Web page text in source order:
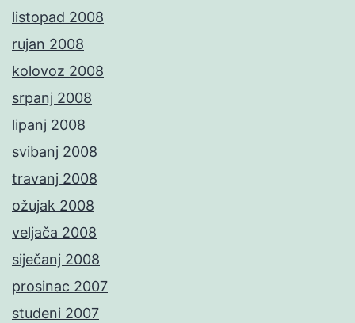
listopad 2008
rujan 2008
kolovoz 2008
srpanj 2008
lipanj 2008
svibanj 2008
travanj 2008
ožujak 2008
veljača 2008
siječanj 2008
prosinac 2007
studeni 2007